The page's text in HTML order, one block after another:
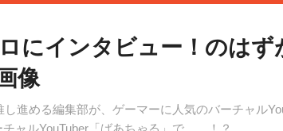
にインタビュー！のは
像
進める編集部が、ゲーマーに人気のバーチャル
ャルYouTuber「ばあちゃる」で……！？